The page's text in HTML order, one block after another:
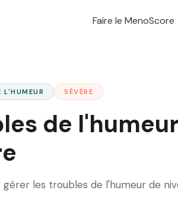
Faire le MenoScore
L'HUMEUR SÉVÈRE
de
gérer les troubles de l'humeur de